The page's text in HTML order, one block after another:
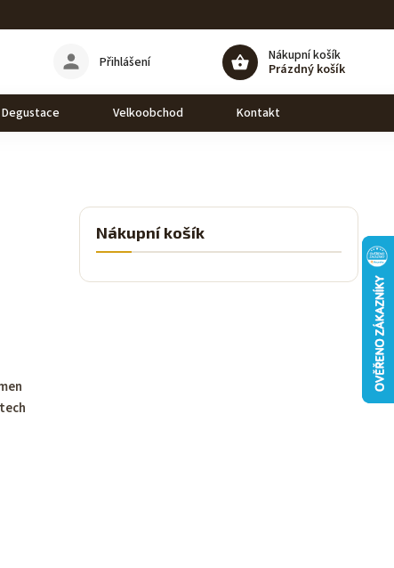
Nákupní košík
Prázdný košík
Přihlášení
Degustace Velkoobchod Kontakt
Nákupní košík